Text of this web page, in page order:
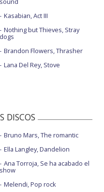
Kasabian, Act III
Nothing but Thieves, Stray
dogs
Brandon Flowers, Thrasher
Lana Del Rey, Stove
DISCOS
Bruno Mars, The romantic
Ella Langley, Dandelion
Ana Torroja, Se ha acabado el
show
Melendi, Pop rock